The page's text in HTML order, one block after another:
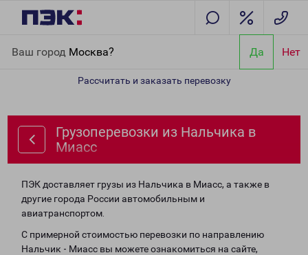
Ваш город Москва? Да Нет
Рассчитать и заказать перевозку
Грузоперевозки из Нальчика в
Миасс
ПЭК доставляет грузы из Нальчика в Миасс, а также в
другие города России автомобильным и
авиатранспортом.
С примерной стоимостью перевозки по направлению
Нальчик - Миасс вы можете ознакомиться на сайте,